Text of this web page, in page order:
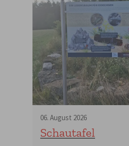
06. August 2026
Schautafel